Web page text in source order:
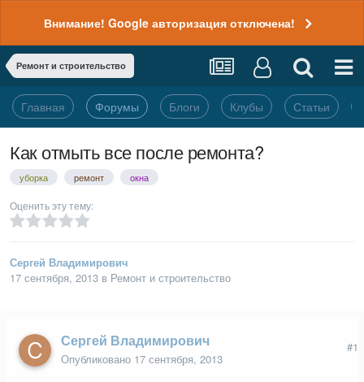
Внимание! Google авторизация отключена!
Ремонт и строительство
Главная Форумы Блоги Клубы Статьи
Как отмыть все после ремонта?
уборка ремонт окна
Оценить эту тему:
Сергей Владимирович
17 сентября, 2013 в Ремонт и строительство
Сергей Владимирович
Опубликовано 17 сентября, 2013
#1